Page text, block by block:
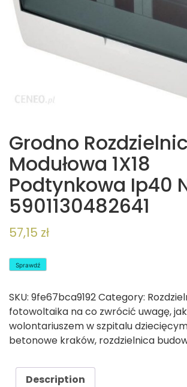
Grodno
Modułowa 1X18
Podtynkowa Ip40
5901130482641
57,15 zł
Sprawdź
SKU: 9fe67bca9192Category:
fotowoltaika na co zwrócić uwagę,
wolontariuszem w szpitalu
betonowe kraków, rozdzielnica
Description